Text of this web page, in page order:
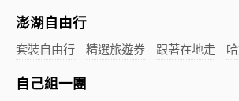
澎湖自由行
套裝自由行 精選旅遊券 跟著在地走
自己組一團